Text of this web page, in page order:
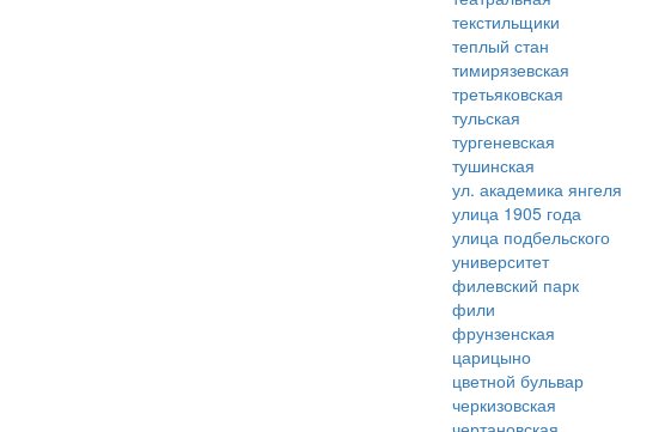
текстильщики
теплый стан
тимирязевская
третьяковская
тульская
тургеневская
тушинская
ул. академика янгеля
улица 1905 года
улица подбельского
университет
филевский парк
фили
фрунзенская
царицыно
цветной бульвар
черкизовская